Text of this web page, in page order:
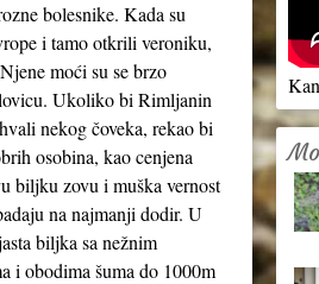
bolesnike. Kada su
i tamo otkrili veroniku,
moći su se brzo
Ukoliko bi Rimljanin
nekog čoveka, rekao bi
osobina, kao cenjena
biljku zovu i muška vernost
na najmanji dodir. U
biljka sa nežnim
i obodima šuma do 1000m